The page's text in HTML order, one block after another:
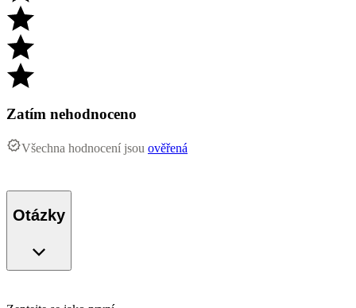
Zatím nehodnoceno
Všechna hodnocení jsou ověřená
Otázky